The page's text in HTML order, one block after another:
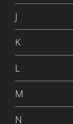
J
K
L
M
N